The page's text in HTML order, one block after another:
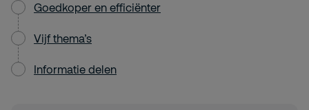
Goedkoper en efficiënter
Vijf thema’s
Informatie delen